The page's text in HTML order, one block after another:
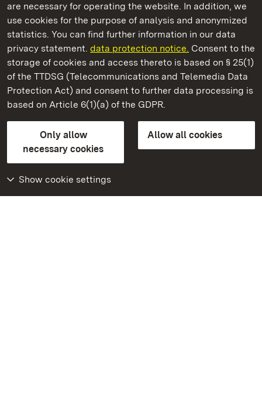
are necessary for operating the website. In addition, we
use cookies for the purpose of analysis and anonymized
statistics. You can find further information in our data
privacy statement. data protection notice. Consent to the
storage of cookies and access thereto is based on § 25(1)
of the TTDSG (Telecommunications and Telemedia Data
Protection Act) and consent to further data processing is
based on Article 6(1)(a) of the GDPR.
Only allow
necessary cookies
Allow all cookies
Show cookie settings
State Palaces and Gardens of Baden-Wuerttemberg
Bebenhausen Monastery and Palace
State Palaces and Gardens of Baden-Wuerttemberg
Contact usFAQMasthead
Declaration on barrier-free access
BITV-konform (geprüfte Seiten)